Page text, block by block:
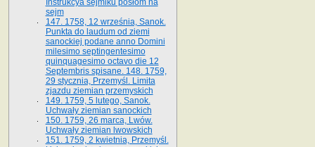
Instrukcya sejmiku posłom na
sejm
147. 1758, 12 września, Sanok.
Punkta do laudum od ziemi
sanockiej podane anno Domini
milesimo septingentesimo
quinquagesimo octavo die 12
Septembris spisane. 148. 1759,
29 stycznia, Przemyśl. Limita
zjazdu ziemian przemyskich
149. 1759, 5 lutego, Sanok.
Uchwały ziemian sanockich
150. 1759, 26 marca, Lwów.
Uchwały ziemian lwowskich
151. 1759, 2 kwietnia, Przemyśl.